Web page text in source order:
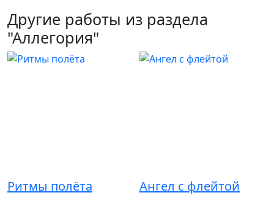
Другие работы из раздела
"Аллегория"
Ритмы полёта Ангел с флейтой